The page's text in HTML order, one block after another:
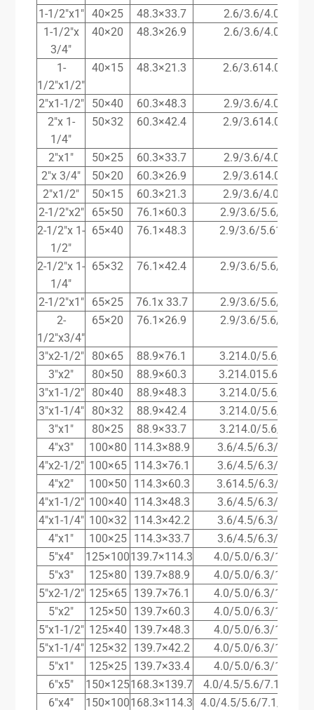
1-1/2″x1″ 40×25 48.3×33.7
2.6/3.6/4.0/5.0/
1-1/2″x
3/4″
40×20 48.3×26.9 2.6/3.6/4.0/5.0/
1-
1/2″x1/2″
40×15 48.3×21.3 2.6/3.614.0/5.0/
2″x1-1/2″ 50×40 60.3×48.3
2.9/3.6/4.0/5.6/
2″x 1-
1/4″
50×32 60.3×42.4 2.9/3.614.0/5.6/
2″x1″ 50×25 60.3×33.7
2.9/3.6/4.0/5.6/
2″x 3/4″
50×20 60.3×26.9
2.9/3.614.0/5.6/
2″x1/2″
50×15 60.3×21.3
2.9/3.6/4.0/
2-1/2″x2″
65×50 76.1×60.3
2.9/3.6/5.6/7.1/
2-1/2″x 1-
1/2″
65×40 76.1×48.3 2.9/3.6/5.617.1/
2-1/2″x 1-
1/4″
65×32 76.1×42.4 2.9/3.6/5.6/7.1/
2-1/2″x1″ 65×25 76.1x 33.7
2.9/3.6/5.6/7.1/
2-
1/2″x3/4″
65×20 76.1×26.9 2.9/3.6/5.6/7.1/
3″x2-1/2″ 80×65 88.9×76.1
3.214.0/5.6/8.0/
3″x2″
80×50 88.9×60.3
3.214.015.6/8.0/
3″x1-1/2″
80×40 88.9×48.3
3.214.0/5.6/8.0/
3″x1-1/4″
80×32 88.9×42.4
3.214.0/5.6/8.0/
3″x1″
80×25 88.9×33.7
3.214.0/5.6/8.0/
4″x3″
100×80 114.3×88.9
3.6/4.5/6.3/8.8/
4″x2-1/2″ 100×65 114.3×76.1
3.6/4.5/6.3/8.8/
4″x2″
100×50 114.3×60.3
3.614.5/6.3/8.8/
4″x1-1/2″ 100×40 114.3×48.3
3.6/4.5/6.3/8.8/
4″x1-1/4″ 100×32 114.3×42.2
3.6/4.5/6.3/8.8/
4″x1″
100×25 114.3×33.7
3.6/4.5/6.3/8.8/
5″x4″
125×100139.7×114.3
4.0/5.0/6.3/10.0/
5″x3″
125×80 139.7×88.9
4.0/5.0/6.3/10.0/
5″x2-1/2″ 125×65 139.7×76.1
4.0/5.0/6.3/10.0/
5″x2″
125×50 139.7×60.3
4.0/5.0/6.3/10.0/
5″x1-1/2″ 125×40 139.7×48.3
4.0/5.0/6.3/10.0/
5″x1-1/4″ 125×32 139.7×42.2
4.0/5.0/6.3/10.0/
5″x1″
125×25 139.7×33.4
4.0/5.0/6.3/10.0/
6″x5″
150×125168.3×139.7
4.0/4.5/5.6/7.1/11.0/
6″x4″
150×100168.3×114.3 4.0/4.5/5.6/7.1/11.0/